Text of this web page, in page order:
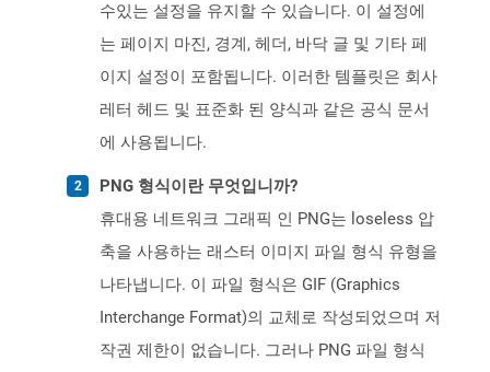
수있는 설정을 유지할 수 있습니다. 이 설정에
는 페이지 마진, 경계, 헤더, 바닥 글 및 기타 페
이지 설정이 포함됩니다. 이러한 템플릿은 회사
레터 헤드 및 표준화 된 양식과 같은 공식 문서
에 사용됩니다.
PNG 형식이란 무엇입니까?
휴대용 네트워크 그래픽 인 PNG는 loseless 압
축을 사용하는 래스터 이미지 파일 형식 유형을
나타냅니다. 이 파일 형식은 GIF (Graphics
Interchange Format)의 교체로 작성되었으며 저
작권 제한이 없습니다. 그러나 PNG 파일 형식